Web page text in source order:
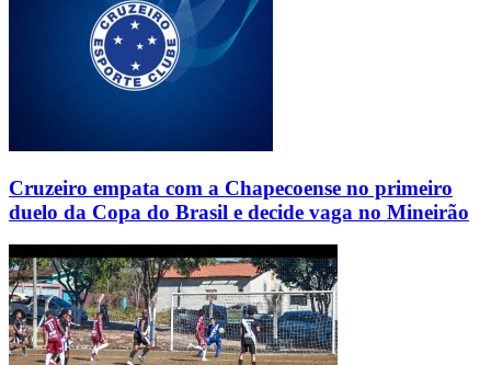
Cruzeiro empata com a Chapecoense no primeiro
duelo da Copa do Brasil e decide vaga no Mineirão